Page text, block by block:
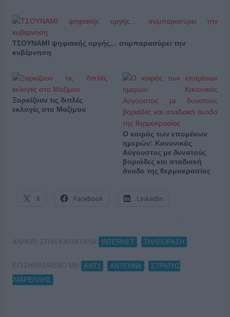
ΤΣΟΥΝΑΜΙ ψηφιακής οργής… συμπαρασύρει την
κυβέρνηση
Ξορκίζουν τις διπλές
εκλογές στο Μαξίμου
Ο καιρός των επομένων
ημερών: Κανονικός
Αύγουστος με δυνατούς
βοριάδες και σταδιακή
άνοδο της θερμοκρασίας
X Facebook LinkedIn
ΑΝΗΚΕΙ ΣΤΗΝ ΚΑΤΗΓΟΡΙΑ: INTERNET ΤΗΛΕΟΡΑΣΗ
ΕΠΙΣΗΜΑΣΜΕΝΟ ΜΕ: ΑΝΤ1 ΑΝΤΕΝΝΑ
ΣΤΡΑΤΗΣ
ΛΙΑΡΕΛΛΗΣ